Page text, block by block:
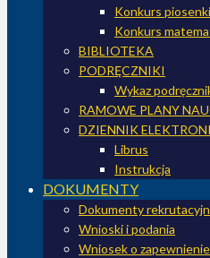
Konkurs
Konkurs
BIBLIOTEKA
PODRĘCZNIKI
Wykaz
RAMOWE PLANY
DZIENNIK
Librus
Instrukcja
DOKUMENTY
Dokumenty
Wnioski i podania
Wniosek o